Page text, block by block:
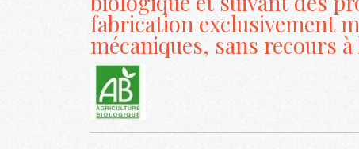
Contact
Valérie Reboul-Schneider et Rémy Reboul